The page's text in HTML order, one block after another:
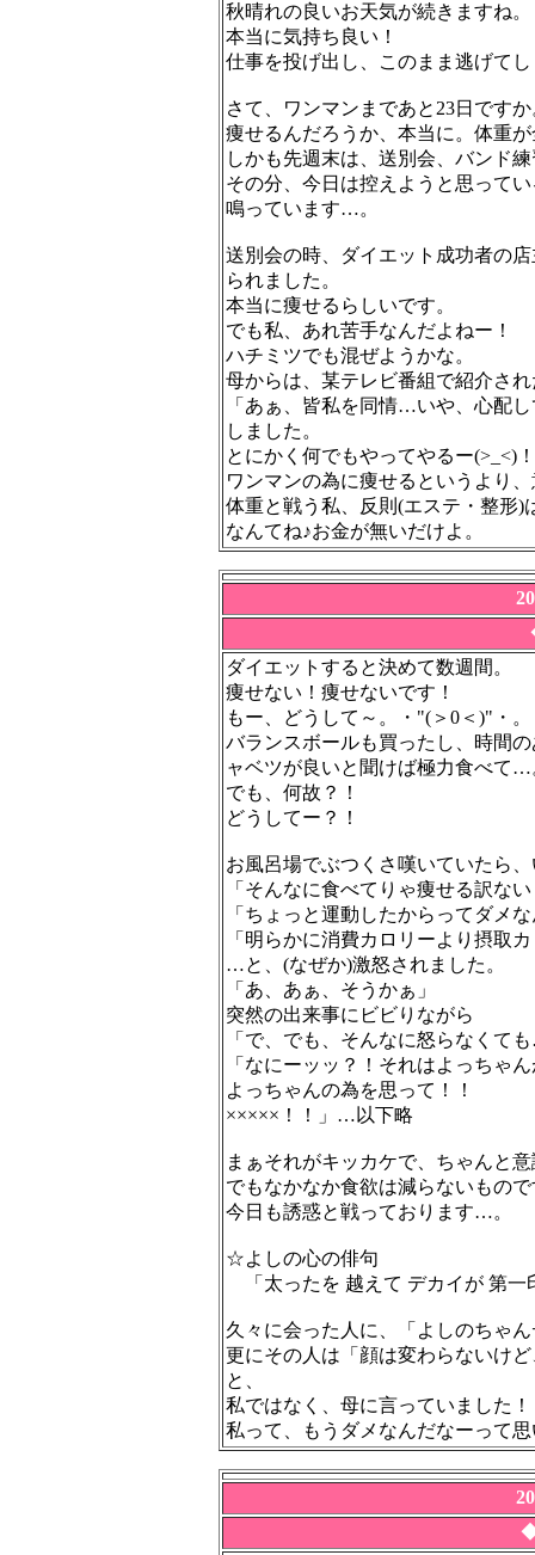
秋晴れの良いお天気が続きますね。
本当に気持ち良い！
仕事を投げ出し、このまま逃げて
さて、ワンマンまであと23日です
痩せるんだろうか、本当に。体重
しかも先週末は、送別会、バンド
その分、今日は控えようと思って
鳴っています…。
送別会の時、ダイエット成功者の
られました。
本当に痩せるらしいです。
でも私、あれ苦手なんだよねー！
ハチミツでも混ぜようかな。
母からは、某テレビ番組で紹介さ
「あぁ、皆私を同情…いや、心配
しました。
とにかく何でもやってやるー(>_<)
ワンマンの為に痩せるというより
体重と戦う私、反則(エステ・整形)
なんてね♪お金が無いだけよ。
ダイエットすると決めて数週間。
痩せない！痩せないです！
もー、どうして～。・"(＞0＜)"・。
バランスボールも買ったし、時間
ャベツが良いと聞けば極力食べて…
でも、何故？！
どうしてー？！
お風呂場でぶつくさ嘆いていたら
「そんなに食べてりゃ痩せる訳な
「ちょっと運動したからってダメ
「明らかに消費カロリーより摂取
…と、(なぜか)激怒されました。
「あ、あぁ、そうかぁ」
突然の出来事にビビりながら
「で、でも、そんなに怒らなくて
「なにーッッ？！それはよっちゃ
よっちゃんの為を思って！！
×××××！！」…以下略
まぁそれがキッカケで、ちゃんと
でもなかなか食欲は減らないもの
今日も誘惑と戦っております…。
☆よしの心の俳句
「太ったを 越えて デカイが 第一
久々に会った人に、「よしのちゃ
更にその人は「顔は変わらないけ
と、
私ではなく、母に言っていました！
私って、もうダメなんだなーって